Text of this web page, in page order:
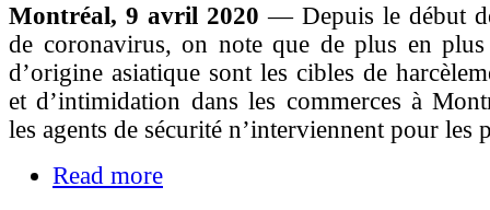
Montréal, 9 avril 2020— Depuis le début
de coronavirus, on note que de plus en plus
d’origine asiatique sont les cibles de
et d’intimidation dans les commerces à
les agents de sécurité n’interviennent pour les
Read more